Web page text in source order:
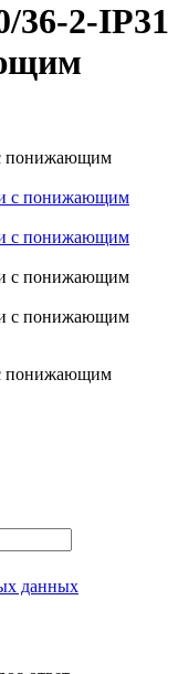
2-IP31
понижающим
понижающим
данных